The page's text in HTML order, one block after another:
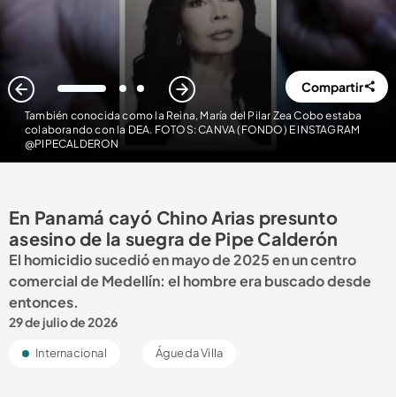
También conocida como la Reina, María del Pilar Zea Cobo estaba
colaborando con la DEA. FOTOS: CANVA (FONDO) E INSTAGRAM
@PIPECALDERON
1 2 3 Compartir
En Panamá cayó Chino Arias presunto
asesino de la suegra de Pipe Calderón
El homicidio sucedió en mayo de 2025 en un centro
comercial de Medellín: el hombre era buscado desde
entonces.
29 de julio de 2026
Internacional Águeda Villa